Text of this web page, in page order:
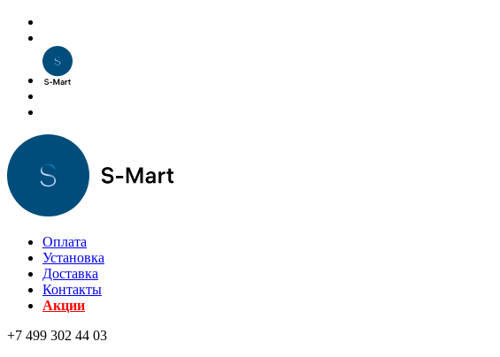
Оплата
Установка
Доставка
Контакты
Акции
+7 499 302 44 03